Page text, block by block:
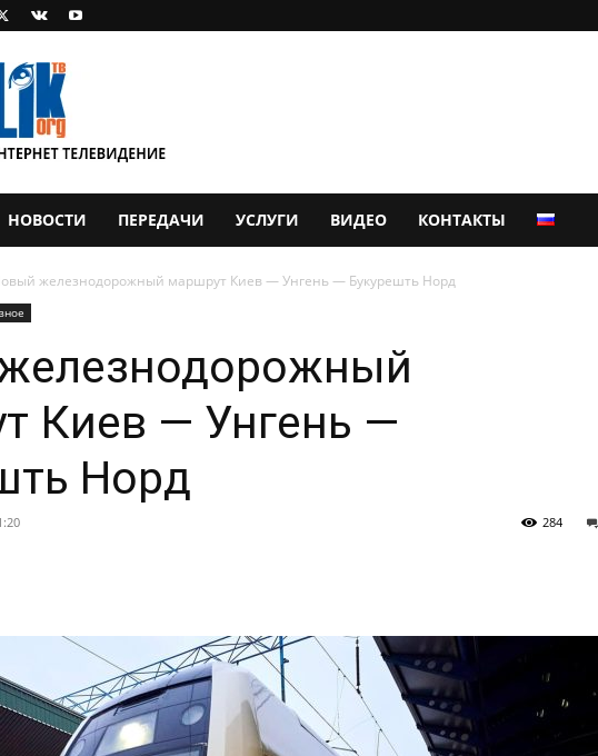
НОВОСТИ ПЕРЕДАЧИ УСЛУГИ ВИДЕО КОНТАКТЫ
железнодорожный маршрут Киев — Унгень — Букурешть Норд
Киев — Унгень —
Норд
284